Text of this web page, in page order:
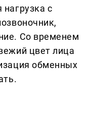
с
Со временем
цвет лица
обменных